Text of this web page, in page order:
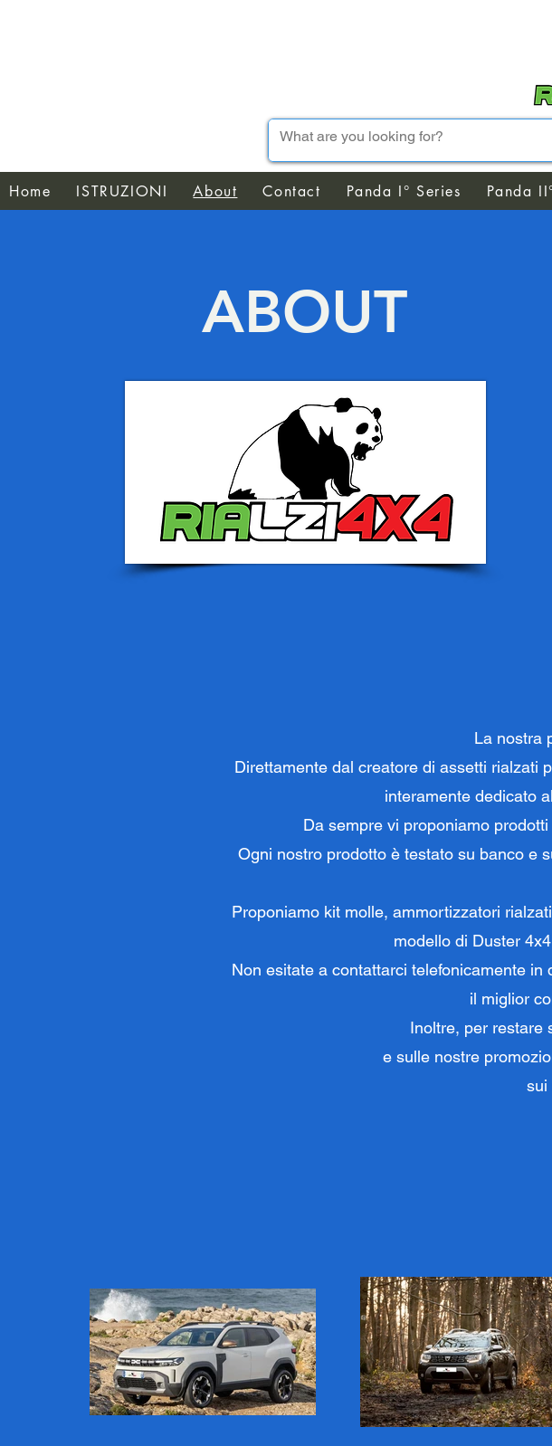
Home ISTRUZIONI About Contact Panda I° Series Panda
ABOUT
La nostra
Direttamente dal creatore di assetti rialzati
interamente dedicato
Da sempre vi proponiamo
Ogni nostro prodotto è testato su banco e
Proponiamo kit molle, ammortizzatori
modello di Duster
Non esitate a contattarci telefonicamente
il miglior
Inoltre, per restare
e sulle nostre
sui